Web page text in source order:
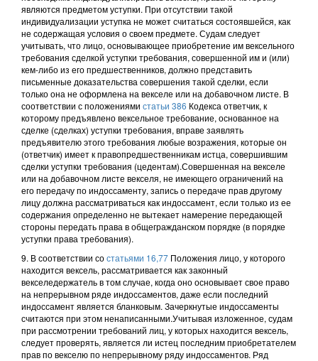
являются предметом уступки. При отсутствии такой
индивидуализации уступка не может считаться состоявшейся, как
не содержащая условия о своем предмете. Судам следует
учитывать, что лицо, основывающее приобретение им вексельного
требования сделкой уступки требования, совершенной им и (или)
кем-либо из его предшественников, должно представить
письменные доказательства совершения такой сделки, если
только она не оформлена на векселе или на добавочном листе. В
соответствии с положениями статьи 386 Кодекса ответчик, к
которому предъявлено вексельное требование, основанное на
сделке (сделках) уступки требования, вправе заявлять
предъявителю этого требования любые возражения, которые он
(ответчик) имеет к правопредшественникам истца, совершившим
сделки уступки требования (цедентам).Совершенная на векселе
или на добавочном листе векселя, не имеющего ограничений на
его передачу по индоссаменту, запись о передаче прав другому
лицу должна рассматриваться как индоссамент, если только из ее
содержания определенно не вытекает намерение передающей
стороны передать права в общегражданском порядке (в порядке
уступки права требования).
9. В соответствии состатьями 16,77 Положения лицо, у которого
находится вексель, рассматривается как законный
векселедержатель в том случае, когда оно основывает свое право
на непрерывном ряде индоссаментов, даже если последний
индоссамент является бланковым. Зачеркнутые индоссаменты
считаются при этом ненаписанными.Учитывая изложенное, судам
при рассмотрении требований лиц, у которых находится вексель,
следует проверять, является ли истец последним приобретателем
прав по векселю по непрерывному ряду индоссаментов. Ряд